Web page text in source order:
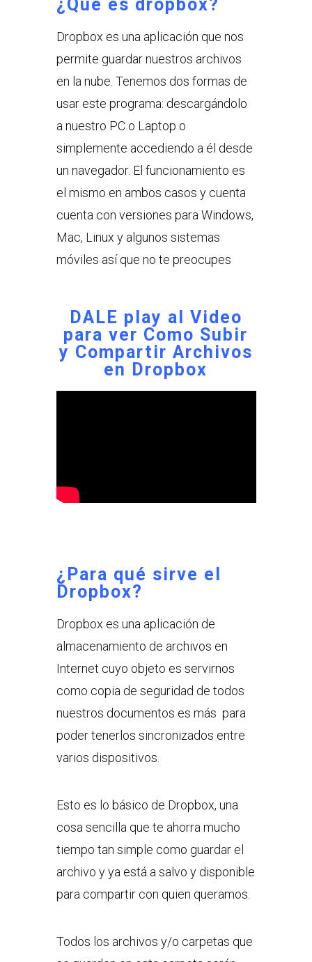
¿Qué es dropbox?
Dropbox es una aplicación que nos
permite guardar nuestros archivos
en la nube. Tenemos dos formas de
usar este programa: descargándolo
a nuestro PC o Laptop o
simplemente accediendo a él desde
un navegador. El funcionamiento es
el mismo en ambos casos y cuenta
cuenta con versiones para Windows,
Mac, Linux y algunos sistemas
móviles así que no te preocupes
DALE play al Video
para ver Como Subir
y Compartir Archivos
en Dropbox
¿Para qué sirve el
Dropbox?
Dropbox es una aplicación de
almacenamiento de archivos en
Internet cuyo objeto es servirnos
como copia de seguridad de todos
nuestros documentos es más para
poder tenerlos sincronizados entre
varios dispositivos.
Esto es lo básico de Dropbox, una
cosa sencilla que te ahorra mucho
tiempo tan simple como guardar el
archivo y ya está a salvo y disponible
para compartir con quien queramos.
Todos los archivos y/o carpetas que